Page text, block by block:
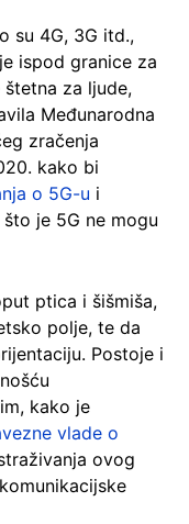
su 4G, 3G itd.,
ispod granice za
za ljude,
Međunarodna
zračenja
kako bi
o 5G-u i
je 5G ne mogu
ptica i šišmiša,
polje, te da
Postoje i
kako je
vlade o
ovog